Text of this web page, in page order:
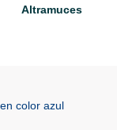
Altramuces